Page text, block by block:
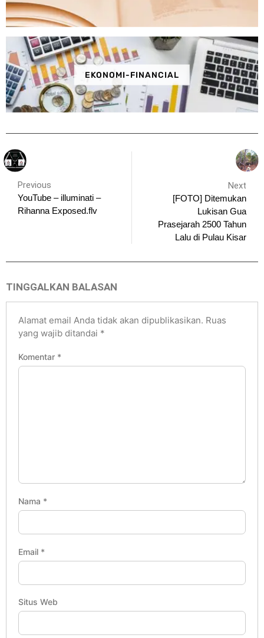
EKONOMI-FINANCIAL
Previous
YouTube – illuminati –
Rihanna Exposed.flv
Next
[FOTO] Ditemukan
Lukisan Gua
Prasejarah 2500 Tahun
Lalu di Pulau Kisar
TINGGALKAN BALASAN
Alamat email Anda tidak akan dipublikasikan. Ruas
yang wajib ditandai *
Komentar *
Nama *
Email *
Situs Web